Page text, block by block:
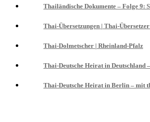
Thailändische Dokumente – Folge 9:
Thai-Übersetzungen | Thai-
Thai-Dolmetscher | Rheinland-Pfalz
Thai-Deutsche Heirat in
Thai-Deutsche Heirat in Berlin – mit